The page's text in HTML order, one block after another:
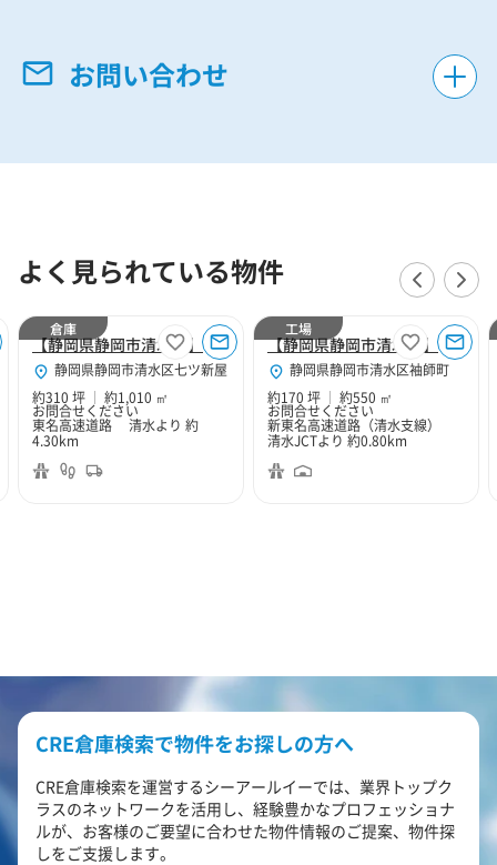
お問い合わせ
よく見られている物件
【静岡県静岡市清水区】静岡市清水区七ツ新屋310坪倉庫
静岡県静岡市清水区七ツ新屋
約310 坪
約1,010 ㎡
お問合せください
東名高速道路 清水より 約
4.30km
倉庫
【静岡県静岡市清水区】静岡市清水区袖師町170坪工場
静岡県静岡市清水区袖師町
約170 坪
約550 ㎡
お問合せください
新東名高速道路（清水支線）
清水JCTより 約0.80km
工場
CRE倉庫検索で物件をお探しの方へ
CRE倉庫検索を運営するシーアールイーでは、業界トップク
ラスのネットワークを活用し、経験豊かなプロフェッショナ
ルが、お客様のご要望に合わせた物件情報のご提案、物件探
しをご支援します。